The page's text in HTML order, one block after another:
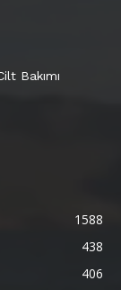
Bakımı
1588
438
406